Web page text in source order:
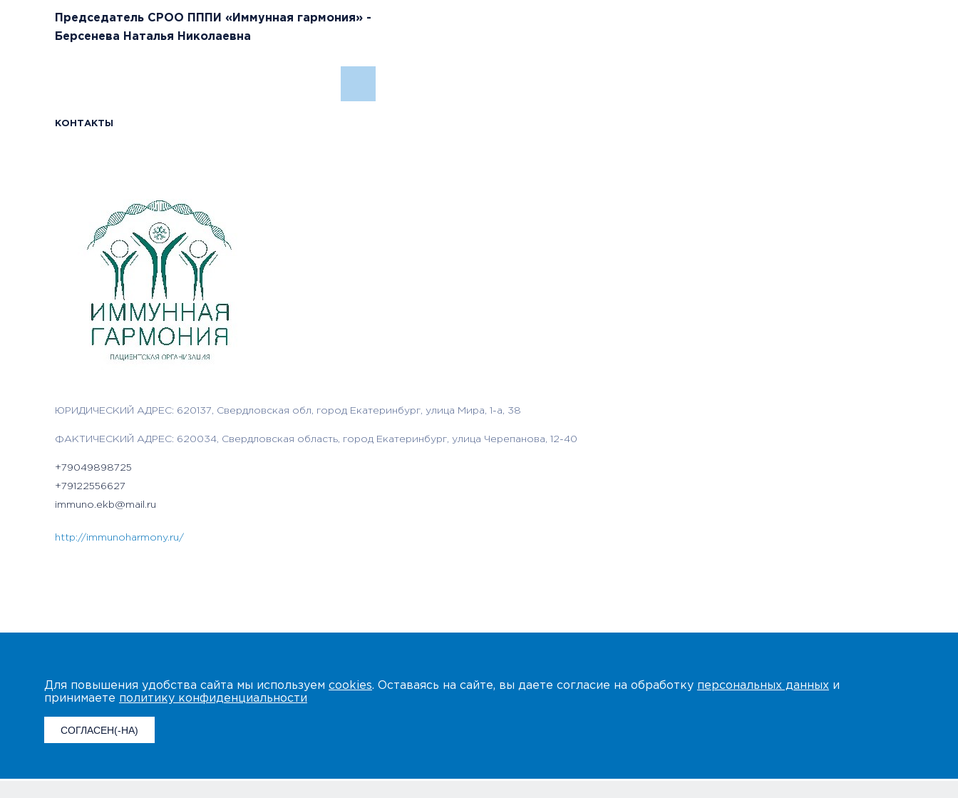
Председатель СРОО ПППИ «Иммунная гармония» -
Берсенева Наталья Николаевна
КОНТАКТЫ
ЮРИДИЧЕСКИЙ АДРЕС: 620137, Свердловская обл, город Екатеринбург, улица Мира, 1-а, 38
ФАКТИЧЕСКИЙ АДРЕС: 620034, Свердловская область, город Екатеринбург, улица Черепанова, 12-40
+79049898725
+79122556627
immuno.ekb@mail.ru
http://immunoharmony.ru/
Для повышения удобства сайта мы используем cookies. Оставаясь на сайте, вы даете согласие на обработку персональных данных и
принимаете политику конфиденциальности
СОГЛАСЕН(-НА)